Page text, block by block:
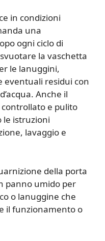
in condizioni
una
ogni ciclo di
la vaschetta
le lanuggini,
eventuali residui con
Anche il
e pulito
le istruzioni
lavaggio e
della porta
panno umido per
o lanuggine che
il funzionamento o